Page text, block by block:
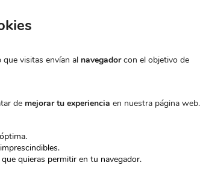
PEGASUS?
visitas envían al navegadorcon el objetivo de
de mejorar tu experiencia en nuestra página web.
quieras permitir en tu navegador.